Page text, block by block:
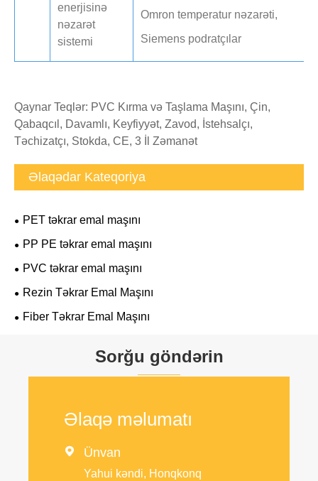
enerjisinə
nəzarət
sistemi
Omron temperatur nəzarəti,
Siemens podratçılar
Qaynar Teqlər: PVC Kırma və Taşlama Maşını, Çin,
Qabaqcıl, Davamlı, Keyfiyyət, Zavod, İstehsalçı,
Təchizatçı, Stokda, CE, 3 İl Zəmanət
Əlaqədar Kateqoriya
PET təkrar emal maşını
PP PE təkrar emal maşını
PVC təkrar emal maşını
Rezin Təkrar Emal Maşını
Fiber Təkrar Emal Maşını
Sorğu göndərin
Əlaqə məlumatı
 Ünvan
Yahui kəndi, Honqkonq